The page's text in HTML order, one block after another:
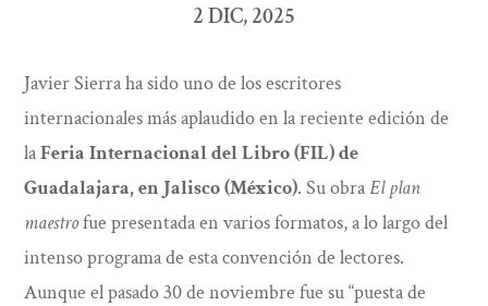
2 DIC, 2025
Javier Sierra ha sido uno de los escritores
internacionales más aplaudido en la reciente edición de
laFeria Internacional del Libro (FIL) de
Guadalajara, en Jalisco (México). Su obraEl plan
maestrofue presentada en varios formatos, a lo largo del
intenso programa de esta convención de lectores.
Aunque el pasado 30 de noviembre fue su “puesta de